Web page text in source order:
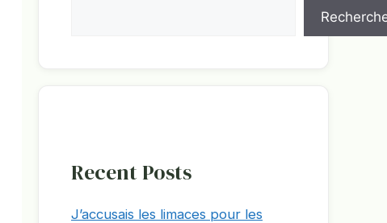
Recent Posts
J’accusais les limaces pour les